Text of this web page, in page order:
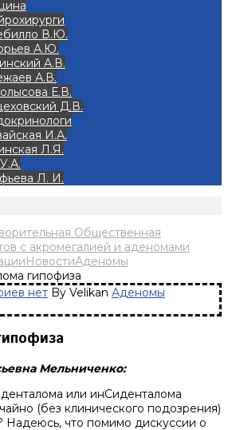
В.Ю.
А.Ю.
А.В.
А.В.
Е.В.
Д.В.
И.А.
Л.Я.
Л. И.
Общественная
с акромегалией и аденомами
НовостиАденомы
гипофиза
нет By Velikan Аденомы
Мельниченко:
или инСиденталома
(без клинического подозрения)
Надеюсь, что помимо дискуссии о